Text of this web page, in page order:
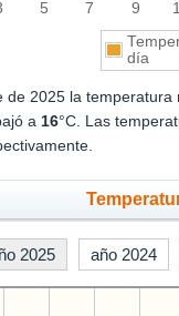
5 7 9
día
de 2025 la
a16°C. Las
2025 año 2024